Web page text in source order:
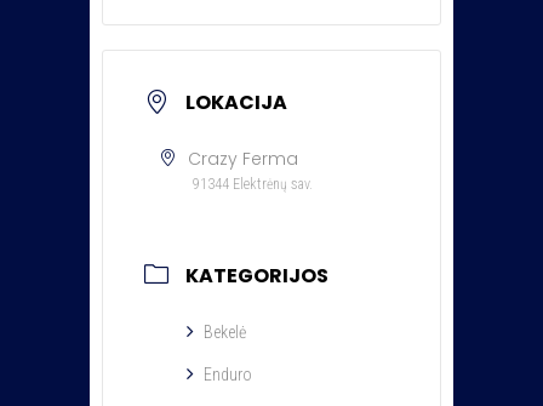
LOKACIJA
Crazy Ferma
91344 Elektrėnų sav.
KATEGORIJOS
Bekelė
Enduro